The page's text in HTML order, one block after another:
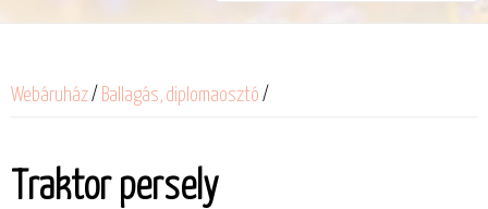
Webáruház/ Ballagás, diplomaosztó /
Traktor persely